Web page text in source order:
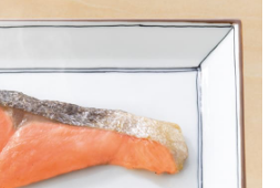
吉野家の歴史